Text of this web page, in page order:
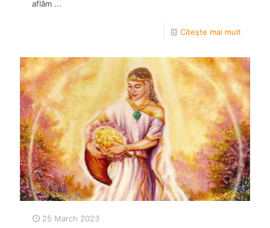
aflăm ...
Citește mai mult
25 March 2023